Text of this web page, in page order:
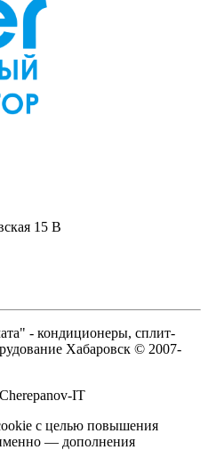
15 В
- кондиционеры, сплит-
Хабаровск © 2007-
IT
с целью повышения
именно — дополнения